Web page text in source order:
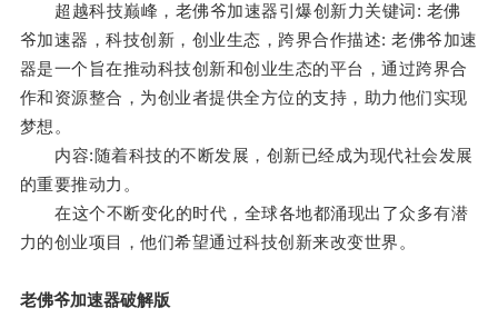
超越科技巅峰，老佛爷加速器引爆创新力关键词: 老佛
爷加速器，科技创新，创业生态，跨界合作描述: 老佛爷加速
器是一个旨在推动科技创新和创业生态的平台，通过跨界合
作和资源整合，为创业者提供全方位的支持，助力他们实现
梦想。
内容:随着科技的不断发展，创新已经成为现代社会发展
的重要推动力。
在这个不断变化的时代，全球各地都涌现出了众多有潜
力的创业项目，他们希望通过科技创新来改变世界。
老佛爷加速器破解版